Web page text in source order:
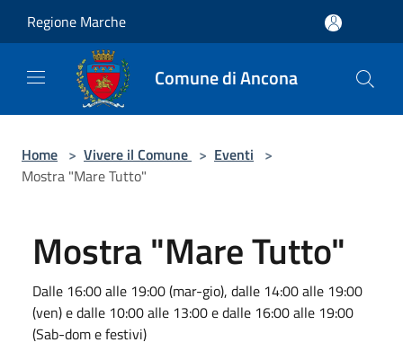
Regione Marche
Comune di Ancona
Home > Vivere il Comune > Eventi >
Mostra "Mare Tutto"
Mostra "Mare Tutto"
Dalle 16:00 alle 19:00 (mar-gio), dalle 14:00 alle 19:00
(ven) e dalle 10:00 alle 13:00 e dalle 16:00 alle 19:00
(Sab-dom e festivi)